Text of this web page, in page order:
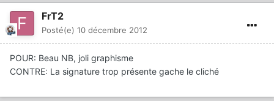
FrT2
Posté(e) 10 décembre 2012
POUR: Beau NB, joli graphisme
CONTRE: La signature trop présente gache le cliché